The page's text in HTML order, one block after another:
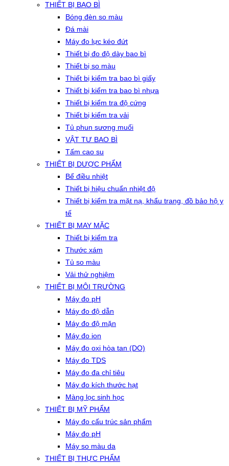
THIẾT BỊ BAO BÌ
Bóng đèn so màu
Đá mài
Máy đo lực kéo đứt
Thiết bị đo độ dày bao bì
Thiết bị so màu
Thiết bị kiểm tra bao bì giấy
Thiết bị kiểm tra bao bì nhựa
Thiết bị kiểm tra độ cứng
Thiết bị kiểm tra vải
Tủ phun sương muối
VẬT TƯ BAO BÌ
Tấm cao su
THIẾT BỊ DƯỢC PHẨM
Bể điều nhiệt
Thiết bị hiệu chuẩn nhiệt độ
Thiết bị kiểm tra mặt nạ, khẩu trang, đồ bảo hộ y
tế
THIẾT BỊ MAY MẶC
Thiết bị kiểm tra
Thước xám
Tủ so màu
Vải thử nghiệm
THIẾT BỊ MÔI TRƯỜNG
Máy đo pH
Máy đo độ dẫn
Máy đo độ mặn
Máy đo ion
Máy đo oxi hòa tan (DO)
Máy đo TDS
Máy đo đa chỉ tiêu
Máy đo kích thước hạt
Màng lọc sinh học
THIẾT BỊ MỸ PHẨM
Máy đo cấu trúc sản phẩm
Máy đo pH
Máy so màu da
THIẾT BỊ THỰC PHẨM